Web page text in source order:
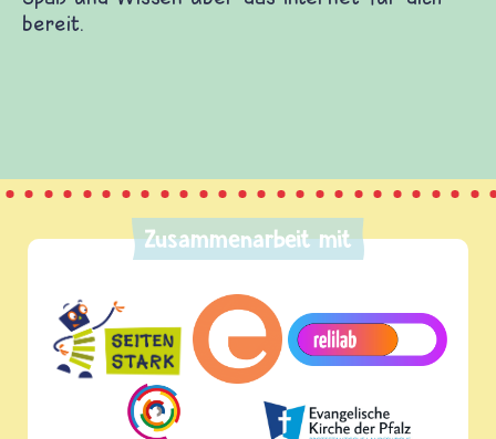
Zusammenarbeit mit